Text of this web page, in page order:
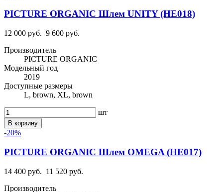
PICTURE ORGANIC Шлем UNITY (HE018)
12 000 руб. 9 600 руб.
Производитель
PICTURE ORGANIC
Модельный год
2019
Доступные размеры
L, brown, XL, brown
шт
В корзину
-20%
PICTURE ORGANIC Шлем OMEGA (HE017)
14 400 руб. 11 520 руб.
Производитель